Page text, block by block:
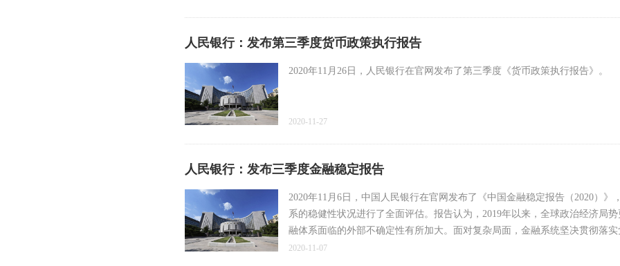
人民银行：发布第三季度货币政策执行报告
2020年11月26日，人民银行在官网发布了第三季度《货币政策执行报告》。
2020-11-27
人民银行：发布三季度金融稳定报告
2020年11月6日，中国人民银行在官网发布了《中国金融稳定报告（2020）》
系的稳健性状况进行了全面评估。报告认为，2019年以来，全球政治经济局
融体系面临的外部不确定性有所加大。面对复杂局面，金融系统坚决贯彻落实
坚持稳中求进工作总基调，坚持新发展理念，紧紧围绕服务实体经济、防控金
2020-11-07